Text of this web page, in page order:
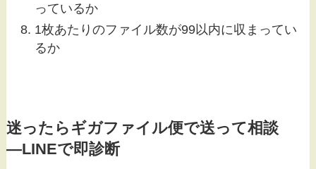
っているか
1枚あたりのファイル数が99以内に収まってい
るか
迷ったらギガファイル便で送って相談
―LINEで即診断